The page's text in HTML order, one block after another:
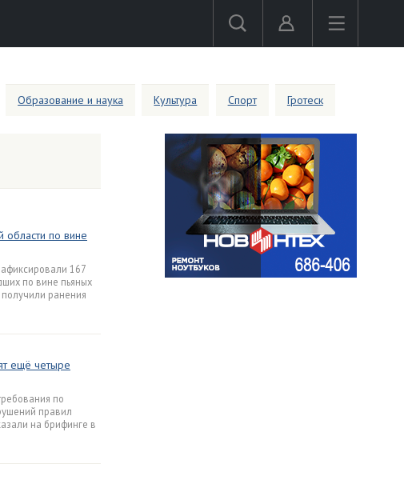
Образование и наука Культура Спорт Гротеск
по вине
167
по вине пьяных
ранения
ещё четыре
по
правил
на брифинге в